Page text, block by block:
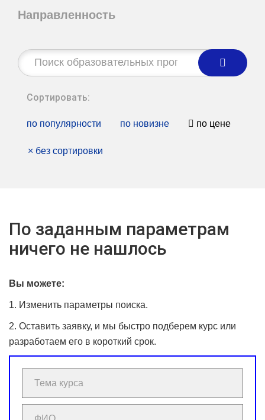
Направленность
Строка
поиска:
Сортировать:
по популярности по новизне по цене
× без сортировки
По заданным параметрам
ничего не нашлось
Вы можете:
1. Изменить параметры поиска.
2. Оставить заявку, и мы быстро подберем курс или
разработаем его в короткий срок.